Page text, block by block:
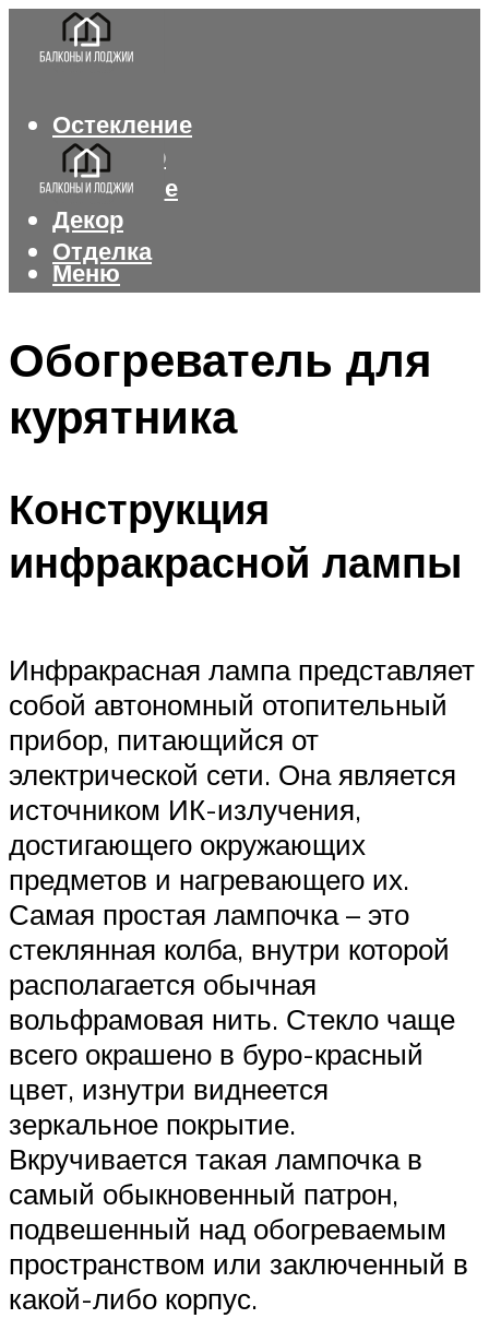
Остекление
Интерьер
Утепление
Декор
Отделка
Меню
Обогреватель для
курятника
Конструкция
инфракрасной лампы
Инфракрасная лампа представляет
собой автономный отопительный
прибор, питающийся от
электрической сети. Она является
источником ИК-излучения,
достигающего окружающих
предметов и нагревающего их.
Самая простая лампочка – это
стеклянная колба, внутри которой
располагается обычная
вольфрамовая нить. Стекло чаще
всего окрашено в буро-красный
цвет, изнутри виднеется
зеркальное покрытие.
Вкручивается такая лампочка в
самый обыкновенный патрон,
подвешенный над обогреваемым
пространством или заключенный в
какой-либо корпус.